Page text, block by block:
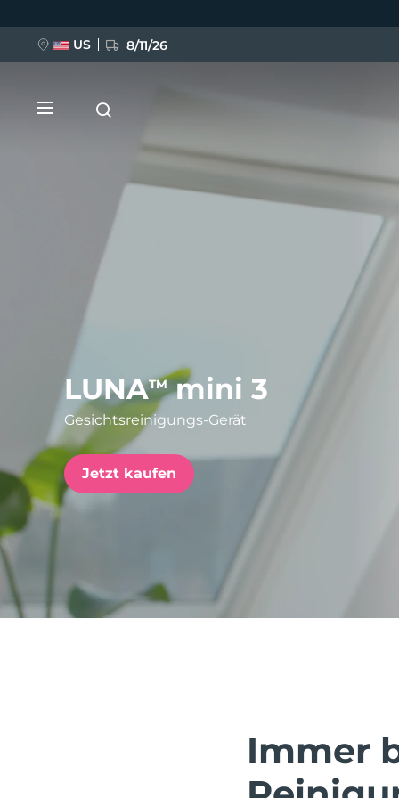
LUNATMmini 3
Gesichtsreinigungs-Gerät
Jetzt kaufen
Immer
US 8/11/26
issa™ Teeth Whitening Set
BELIEBT